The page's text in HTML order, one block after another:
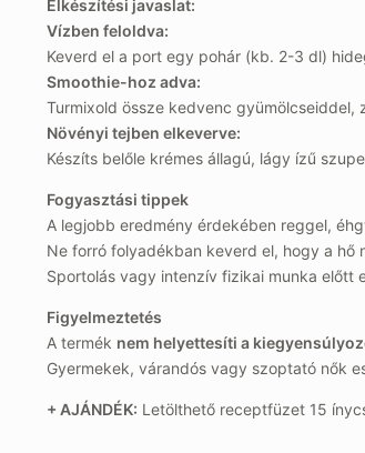
Elkészítési javaslat:
Vízben feloldva:
Keverd el a port egy pohár (kb. 2-3 dl)
Smoothie-hoz adva:
Turmixold össze kedvenc
Növényi tejben elkeverve:
Készíts belőle krémes állagú, lágy ízű
Fogyasztási tippek
A legjobb eredmény érdekében reggel,
Ne forró folyadékban keverd el, hogy a hő
Sportolás vagy intenzív fizikai munka előtt
Figyelmeztetés
A termék nem helyettesíti a
Gyermekek, várandós vagy szoptató nők
+ AJÁNDÉK: Letölthető receptfüzet 15